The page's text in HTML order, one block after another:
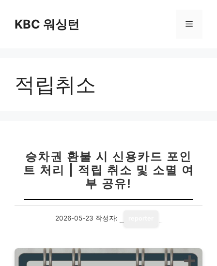
KBC 워싱턴 메
적립취소
승차권 환불 시 신용카드 포인
트 처리 | 적립 취소 및 소멸 여
부 공유!
2026-05-23 작성자: